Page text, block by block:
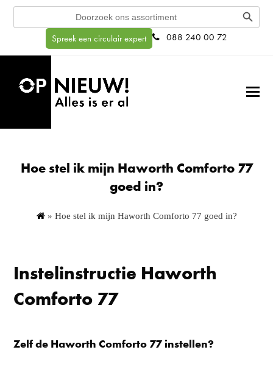
Search
Search Button
Spreek een circulair expert 088 240 00 72
Hoe stel ik mijn Haworth Comforto 77
goed in?
» Hoe stel ik mijn Haworth Comforto 77 goed in?
Instelinstructie Haworth
Comforto 77
Zelf de Haworth Comforto 77 instellen?